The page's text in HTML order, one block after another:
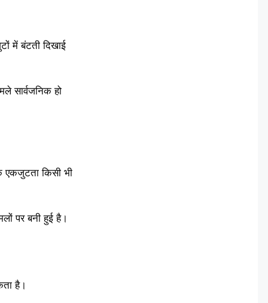
में बंटती दिखाई
सार्वजनिक हो
एकजुटता किसी भी
पर बनी हुई है।
है।